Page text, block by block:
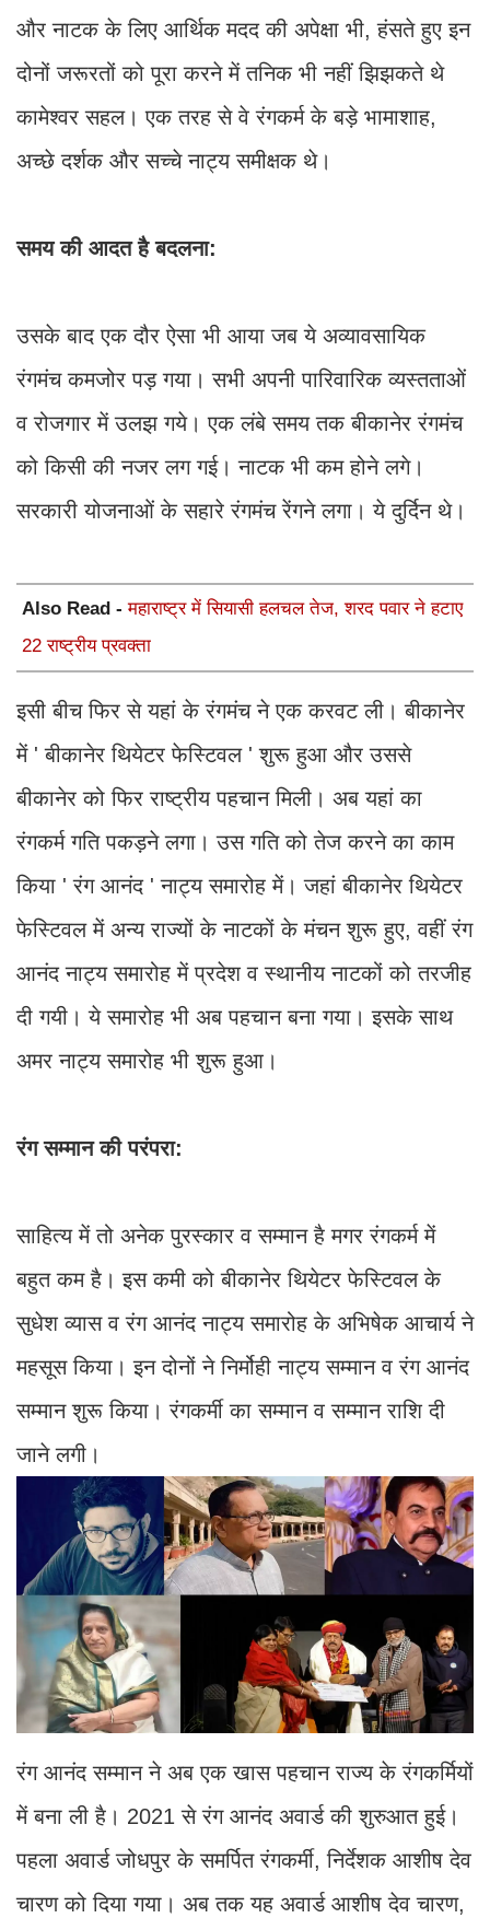
और नाटक के लिए आर्थिक मदद की अपेक्षा भी, हंसते हुए इन
दोनों जरूरतों को पूरा करने में तनिक भी नहीं झिझकते थे
कामेश्वर सहल। एक तरह से वे रंगकर्म के बड़े भामाशाह,
अच्छे दर्शक और सच्चे नाट्य समीक्षक थे।
समय की आदत है बदलना:
उसके बाद एक दौर ऐसा भी आया जब ये अव्यावसायिक
रंगमंच कमजोर पड़ गया। सभी अपनी पारिवारिक व्यस्तताओं
व रोजगार में उलझ गये। एक लंबे समय तक बीकानेर रंगमंच
को किसी की नजर लग गई। नाटक भी कम होने लगे।
सरकारी योजनाओं के सहारे रंगमंच रेंगने लगा। ये दुर्दिन थे।
Also Read -महाराष्ट्र में सियासी हलचल तेज, शरद पवार ने हटाए
22 राष्ट्रीय प्रवक्ता
इसी बीच फिर से यहां के रंगमंच ने एक करवट ली। बीकानेर
में ' बीकानेर थियेटर फेस्टिवल ' शुरू हुआ और उससे
बीकानेर को फिर राष्ट्रीय पहचान मिली। अब यहां का
रंगकर्म गति पकड़ने लगा। उस गति को तेज करने का काम
किया ' रंग आनंद ' नाट्य समारोह में। जहां बीकानेर थियेटर
फेस्टिवल में अन्य राज्यों के नाटकों के मंचन शुरू हुए, वहीं रंग
आनंद नाट्य समारोह में प्रदेश व स्थानीय नाटकों को तरजीह
दी गयी। ये समारोह भी अब पहचान बना गया। इसके साथ
अमर नाट्य समारोह भी शुरू हुआ।
रंग सम्मान की परंपरा:
साहित्य में तो अनेक पुरस्कार व सम्मान है मगर रंगकर्म में
बहुत कम है। इस कमी को बीकानेर थियेटर फेस्टिवल के
सुधेश व्यास व रंग आनंद नाट्य समारोह के अभिषेक आचार्य ने
महसूस किया। इन दोनों ने निर्मोही नाट्य सम्मान व रंग आनंद
सम्मान शुरू किया। रंगकर्मी का सम्मान व सम्मान राशि दी
जाने लगी।
रंग आनंद सम्मान ने अब एक खास पहचान राज्य के रंगकर्मियों
में बना ली है। 2021 से रंग आनंद अवार्ड की शुरुआत हुई।
पहला अवार्ड जोधपुर के समर्पित रंगकर्मी, निर्देशक आशीष देव
चारण को दिया गया। अब तक यह अवार्ड आशीष देव चारण,